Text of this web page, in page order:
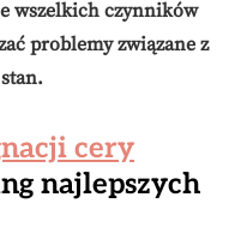
wszelkich czynników
problemy związane z
cery
najlepszych